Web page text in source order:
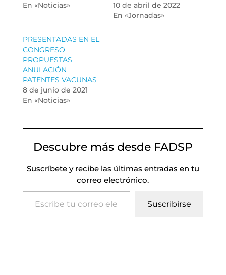
En «Noticias»
10 de abril de 2022
En «Jornadas»
PRESENTADAS EN EL
CONGRESO
PROPUESTAS
ANULACIÓN
PATENTES VACUNAS
8 de junio de 2021
En «Noticias»
Descubre más desde FADSP
Suscríbete y recibe las últimas entradas en tu
correo electrónico.
Escribe tu correo electrónico…
Suscribirse